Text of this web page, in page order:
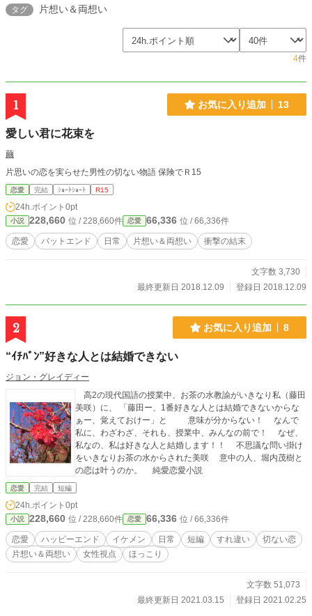
タグ 片想い＆両想い
4件
1 お気に入り追加 13
愛しい君に花束を
繭
片思いの恋を実らせた男性の切ない物語 保険でＲ15
恋愛 完結 ｼｮｰﾄｼｮｰﾄ R15
24h.ポイント 0pt
小説 228,660 位 / 228,660件 恋愛 66,336 位 / 66,336件
恋愛 バットエンド 日常 片想い＆両想い 衝撃の結末
文字数 3,730
最終更新日 2018.12.09
登録日 2018.12.09
2 お気に入り追加 8
“ｲﾁﾊﾞﾝ”好きな人とは結婚できない
ジョン・グレイディー
高2の現代国語の授業中、お茶の水教諭がいきなり私（藤田
美咲）に、 「藤田ー、1番好きな人とは結婚できないからな
ぁー、覚えておけー」と 意味が分からない！ なんで
私に、わざわざ、それも、授業中、みんなの前で！ なぜ、
私なの、私は好きな人と結婚します！！ 不思議な問い掛け
をいきなりお茶の水からされた美咲 意中の人、堀内茂樹と
の恋は叶うのか。 純愛恋愛小説
恋愛 完結 短編
24h.ポイント 0pt
小説 228,660 位 / 228,660件 恋愛 66,336 位 / 66,336件
恋愛 ハッピーエンド イケメン 日常 短編 すれ違い
切ない恋
片想い＆両想い
女性視点 ほっこり
文字数 51,073
最終更新日 2021.03.15
登録日 2021.02.25